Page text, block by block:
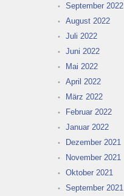
September 2022
August 2022
Juli 2022
Juni 2022
Mai 2022
April 2022
März 2022
Februar 2022
Januar 2022
Dezember 2021
November 2021
Oktober 2021
September 2021